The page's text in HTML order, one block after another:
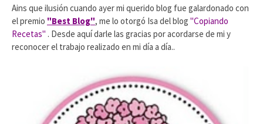
Ains que ilusión cuando ayer mi querido blog fue galardonado con
el premio "Best Blog", me lo otorgó Isa del blog "Copiando
Recetas" . Desde aquí darle las gracias por acordarse de mi y
reconocer el trabajo realizado en mi día a día..